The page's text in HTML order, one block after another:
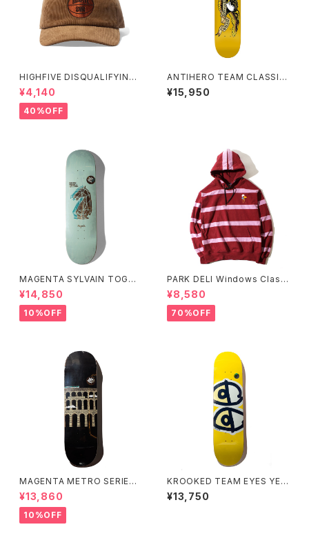
HIGHFIVE DISQUALIFYING
FOUL CAP TAN
¥4,140
40%OFF
ANTIHERO TEAM CLASSIC
EAGLE (KIDS SIZE) 7.3イン
チ BBSプレス チーム クラシック
¥15,950
MAGENTA SYLVAIN TOGNE
LLI GUEST BOARD 8.25イン
チ
¥14,850
10%OFF
PARK DELI Windows Classi
c Rugby Hoodie
¥8,580
70%OFF
MAGENTA METRO SERIES
SOY PANDY 8.4インチ
¥13,860
10%OFF
KROOKED TEAM EYES YEL
LOW 8.06インチ クルキッド チ
ーム アイズ イエロー
¥13,750